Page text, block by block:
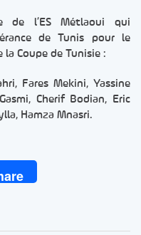
de l’ES Métlaoui qui
de Tunis pour le
Coupe de Tunisie :
Fares Mekini, Yassine
Cherif Bodian, Eric
Hamza Mnasri.